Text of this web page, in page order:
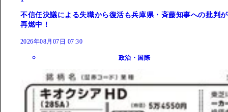
不信任決議による失職から復活も兵庫県・斉藤知事への批判が
再燃中！
2026年08月07日 07:30
政治・国際